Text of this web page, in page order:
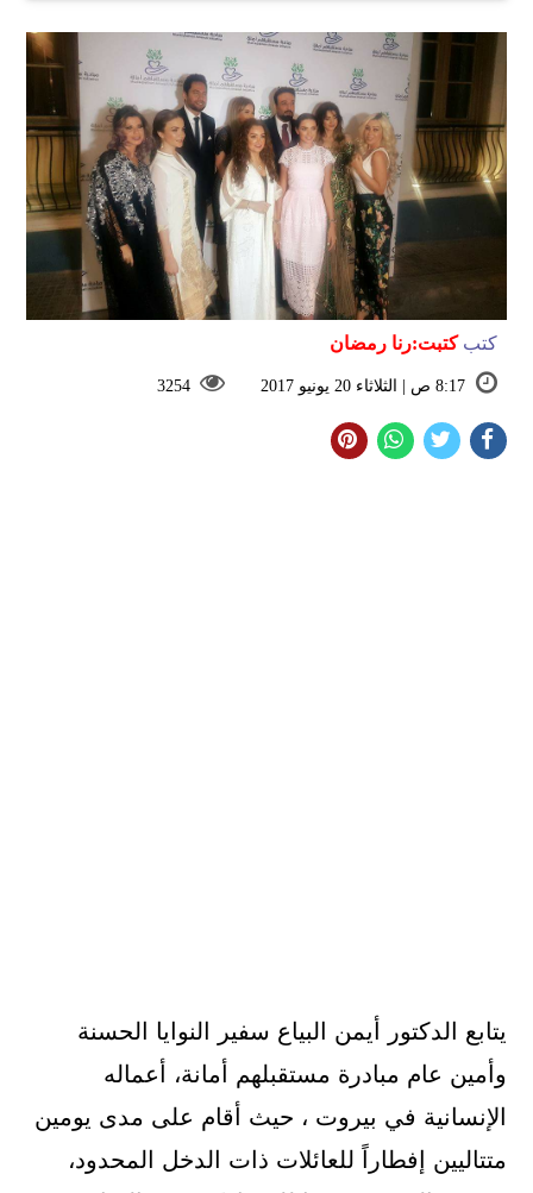
كتبكتبت:رنا رمضان
8:17 ص | الثلاثاء 20 يونيو 2017 3254
يتابع الدكتور أيمن البياع سفير النوايا الحسنة
وأمين عام مبادرة مستقبلهم أمانة، أعماله
الإنسانية في بيروت ، حيث أقام على مدى يومين
متتاليين إفطاراً للعائلات ذات الدخل المحدود،